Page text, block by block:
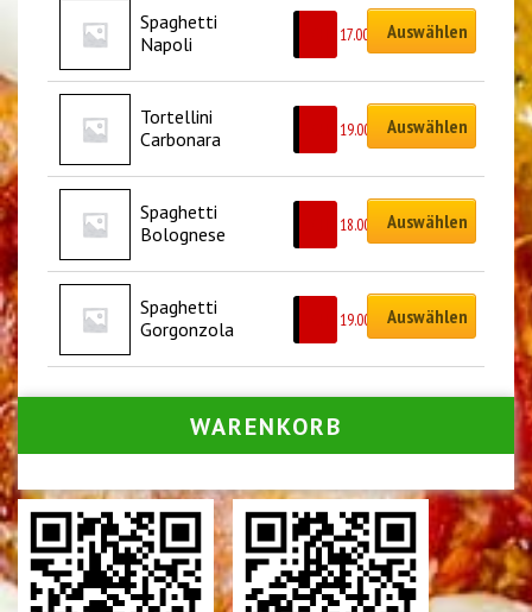
Spaghetti
Napoli
17.00 Auswählen
Tortellini
Carbonara
19.00 Auswählen
Spaghetti
Bolognese
18.00 Auswählen
Spaghetti
Gorgonzola
19.00 Auswählen
WARENKORB